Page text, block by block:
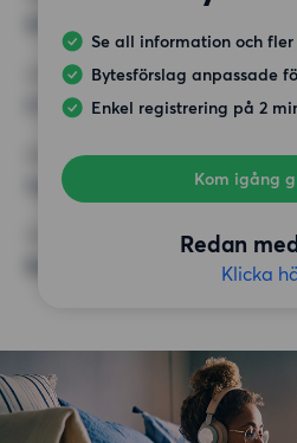
Se all information och fler
Bytesförslag anpassade
Enkel registrering på 2
Kom igång
Redan
Klicka
HÖGSTA HYRA
6 500 kr
Inga speciella krav
ÖVRIGA PREFERENSER